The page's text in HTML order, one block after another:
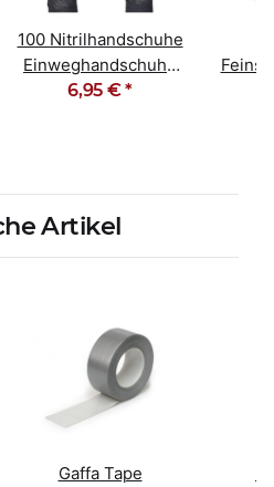
100 Nitrilhandschuhe
Einweghandschuhe
ungepudert schwarz
6,95 €*
Artikel
Gaffa Tape